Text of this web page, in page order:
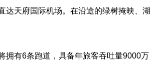
达天府国际机场。在沿途的绿树掩映、湖
拥有6条跑道，具备年旅客吞吐量9000万